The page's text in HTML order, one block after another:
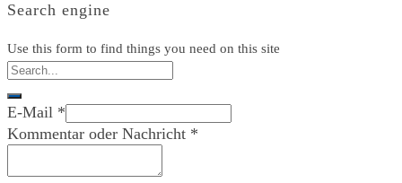
Search engine
Use this form to find things you need on this site
E-Mail *
Kommentar oder Nachricht *